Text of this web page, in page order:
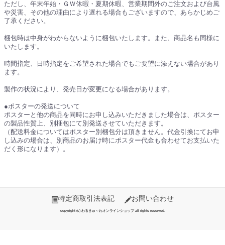
ただし、年末年始・ＧＷ休暇・夏期休暇、営業期間外のご注文および台風
や災害、その他の理由により遅れる場合もございますので、あらかじめご
了承ください。
梱包時は中身がわからないように梱包いたします。また、商品名も同様に
いたします。
時間指定、日時指定をご希望された場合でもご要望に添えない場合があり
ます。
製作の状況により、発売日が変更になる場合があります。
●ポスターの発送について
ポスターと他の商品を同時にお申し込みいただきました場合は、ポスター
の製品性質上、別梱包にて別発送させていただきます。
（配送料金についてはポスター別梱包分は頂きません。代金引換にてお申
し込みの場合は、別商品のお届け時にポスター代金も合わせてお支払いた
だく形になります）。
特定商取引法表記 お問い合わせ
copyright (c) わるきゅ～れオンラインショップ all rights reserved.